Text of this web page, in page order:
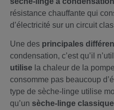
résistance chauffante qui
d’électricité sur un circuit
Une des principales
condensation, c’est qu’il
utilise la chaleur de la
consomme pas beaucoup
type de sèche-linge utilise
qu’un sèche-linge classique